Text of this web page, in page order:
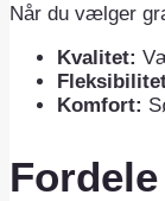
Når du vælger
Kvalitet:
Komfort: